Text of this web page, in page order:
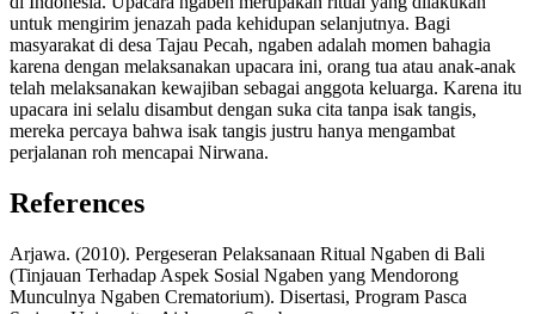
untuk mengirim jenazah pada kehidupan selanjutnya. Bagi
masyarakat di desa Tajau Pecah, ngaben adalah momen bahagia
karena dengan melaksanakan upacara ini, orang tua atau anak-anak
telah melaksanakan kewajiban sebagai anggota keluarga. Karena itu
upacara ini selalu disambut dengan suka cita tanpa isak tangis,
mereka percaya bahwa isak tangis justru hanya mengambat
perjalanan roh mencapai Nirwana.
References
Arjawa. (2010). Pergeseran Pelaksanaan Ritual Ngaben di Bali
(Tinjauan Terhadap Aspek Sosial Ngaben yang Mendorong
Munculnya Ngaben Crematorium). Disertasi, Program Pasca